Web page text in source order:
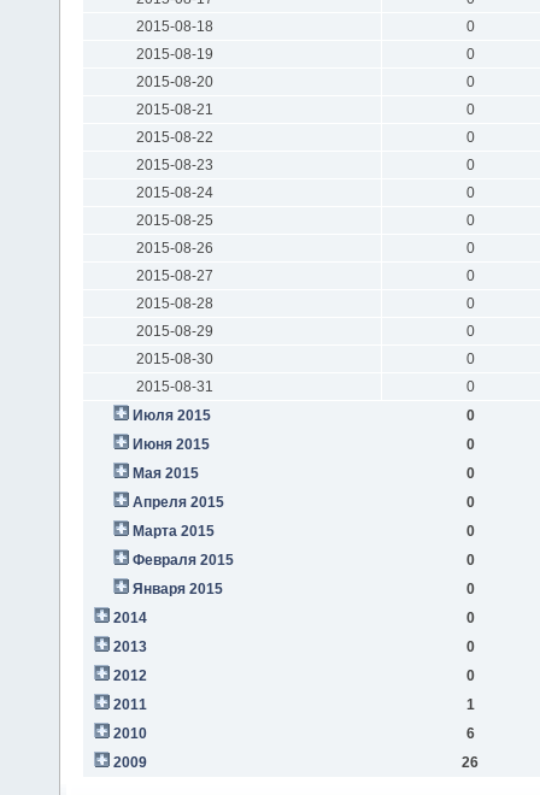
2015-08-18
0
2015-08-19
0
2015-08-20
0
2015-08-21
0
2015-08-22
0
2015-08-23
0
2015-08-24
0
2015-08-25
0
2015-08-26
0
2015-08-27
0
2015-08-28
0
2015-08-29
0
2015-08-30
0
2015-08-31
0
Июля 2015
0
Июня 2015
0
Мая 2015
0
Апреля 2015
0
Марта 2015
0
Февраля 2015
0
Января 2015
0
2014
0
2013
0
2012
0
2011
1
2010
6
2009
26